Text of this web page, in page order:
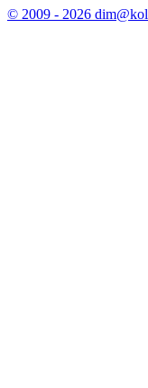
© 2009 - 2026 dim@kol